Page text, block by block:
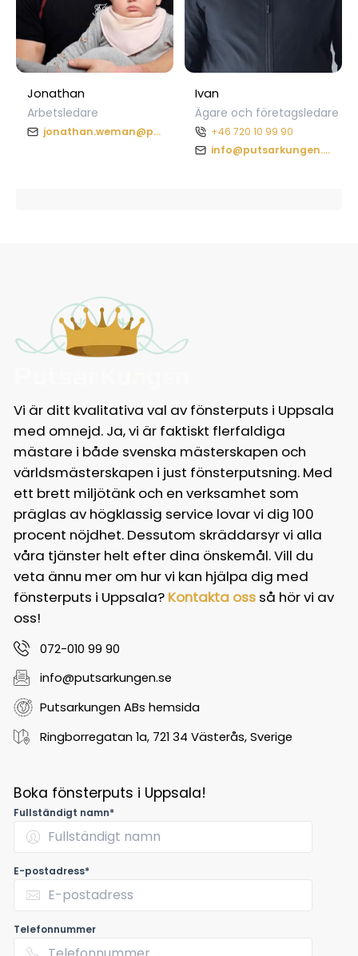
Jonathan
Arbetsledare
jonathan.weman@putsarkungen.se
Ivan
Ägare och företagsledare
+46 720 10 99 90
info@putsarkungen.se
Vi är ditt kvalitativa val av fönsterputs i Uppsala
med omnejd. Ja, vi är faktiskt flerfaldiga
mästare i både svenska mästerskapen och
världsmästerskapen i just fönsterputsning. Med
ett brett miljötänk och en verksamhet som
präglas av högklassig service lovar vi dig 100
procent nöjdhet. Dessutom skräddarsyr vi alla
våra tjänster helt efter dina önskemål. Vill du
veta ännu mer om hur vi kan hjälpa dig med
fönsterputs i Uppsala? Kontakta ossså hör vi av
oss!
072-010 99 90
info@putsarkungen.se
Putsarkungen ABs hemsida
Ringborregatan 1a, 721 34 Västerås, Sverige
Boka fönsterputs i Uppsala!
Fullständigt namn*
E-postadress*
Telefonnummer